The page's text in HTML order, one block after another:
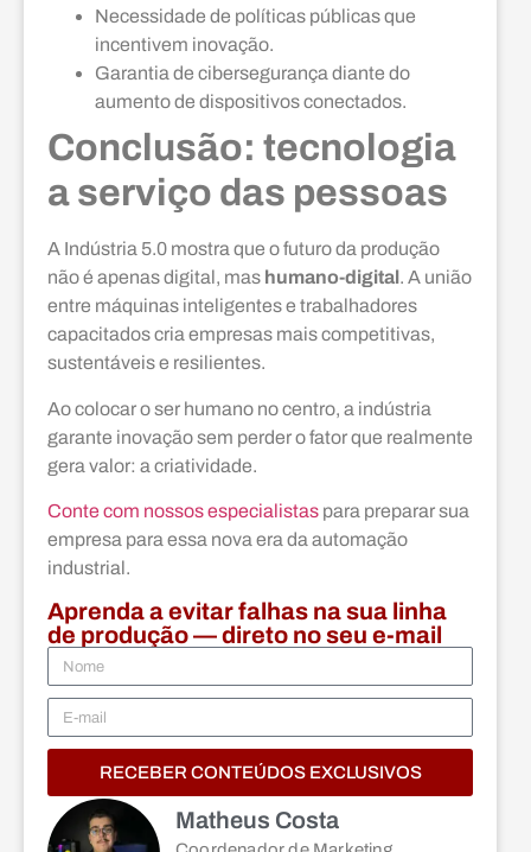
Necessidade de políticas públicas que
incentivem inovação.
Garantia de cibersegurança diante do
aumento de dispositivos conectados.
Conclusão: tecnologia
a serviço das pessoas
A Indústria 5.0 mostra que o futuro da produção
não é apenas digital, mas humano-digital. A união
entre máquinas inteligentes e trabalhadores
capacitados cria empresas mais competitivas,
sustentáveis e resilientes.
Ao colocar o ser humano no centro, a indústria
garante inovação sem perder o fator que realmente
gera valor: a criatividade.
Conte com nossos especialistas para preparar sua
empresa para essa nova era da automação
industrial.
Aprenda a evitar falhas na sua linha
de produção — direto no seu e-mail
RECEBER CONTEÚDOS EXCLUSIVOS
Matheus Costa